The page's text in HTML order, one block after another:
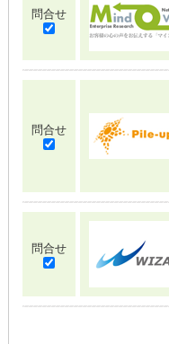
問合せ
問合せ
問合せ